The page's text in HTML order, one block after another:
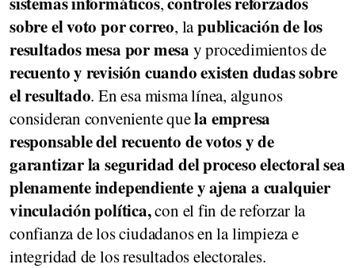
sobre el voto por correo, lapublicación de los
resultados mesa por mesa y procedimientos de
recuento y revisión cuando existen dudas sobre
el resultado. En esa misma línea, algunos
consideran conveniente quela empresa
responsable del recuento de votos y de
garantizar la seguridad del proceso electoral sea
plenamente independiente y ajena a cualquier
vinculación política,con el fin de reforzar la
confianza de los ciudadanos en la limpieza e
integridad de los resultados electorales.